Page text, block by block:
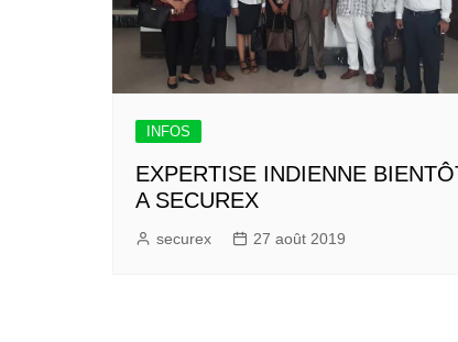
INFOS
EXPERTISE INDIENNE
A SECUREX
securex 27 août 2019